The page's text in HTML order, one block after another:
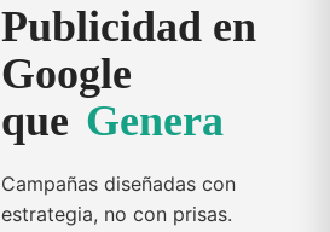
Publicidad en
Google
que
Genera
Campañas diseñadas con
estrategia, no con prisas.